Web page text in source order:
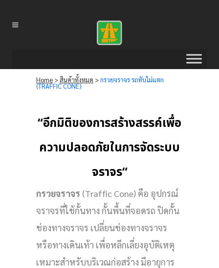
Home >สินค้าทั้งหมด >กรวยจราจร รถทับไม่แตก
(TRAFFIC CONE)
“อีกมิติของการสร้างสรรค์เพื่อ
ความปลอดภัยในการจัดระบบ
จราจร“
กรวยจราจร (Traffic Cone) คือ อุปกรณ์
จราจรที่ใช้กั้นทาง กั้นพื้นที่จอดรถ ปิดกั้น
ช่องทางจราจร เปลี่ยนช่องทางจราจร
หรือทางเดินเท้า เพื่อหลีกเลี่ยงอุบัติเหตุ
เหมาะสำหรับบริเวณก่อสร้าง มีอายุการ